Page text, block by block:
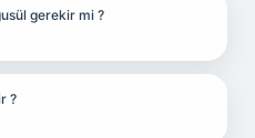
gerekir mi ?
?